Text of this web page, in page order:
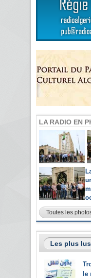
LA RADIO EN
Toutes les
Les plus lus
le